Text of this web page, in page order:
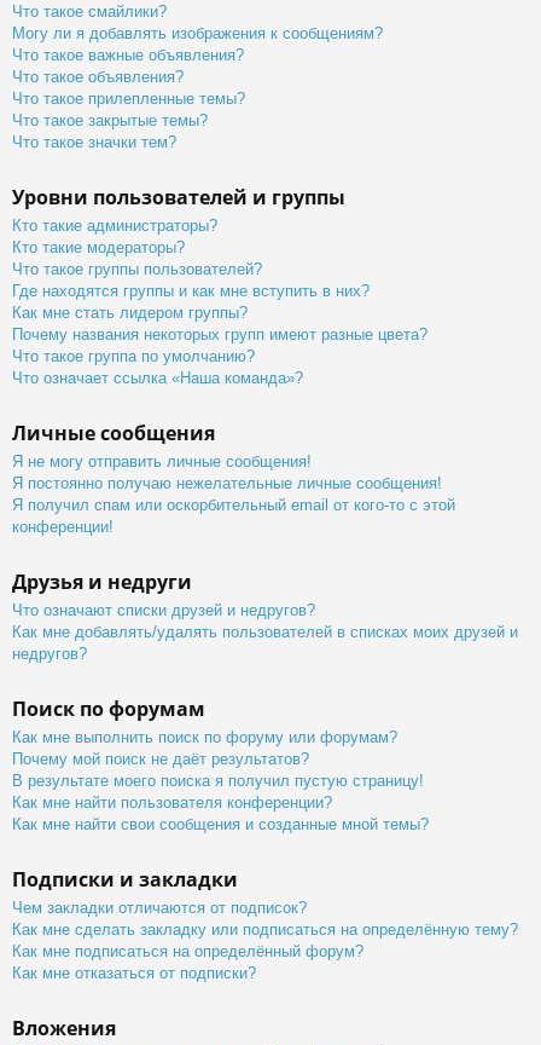
Что такое смайлики?
Могу ли я добавлять изображения к сообщениям?
Что такое важные объявления?
Что такое объявления?
Что такое прилепленные темы?
Что такое закрытые темы?
Что такое значки тем?
Уровни пользователей и группы
Кто такие администраторы?
Кто такие модераторы?
Что такое группы пользователей?
Где находятся группы и как мне вступить в них?
Как мне стать лидером группы?
Почему названия некоторых групп имеют разные цвета?
Что такое группа по умолчанию?
Что означает ссылка «Наша команда»?
Личные сообщения
Я не могу отправить личные сообщения!
Я постоянно получаю нежелательные личные сообщения!
Я получил спам или оскорбительный email от кого-то с этой
конференции!
Друзья и недруги
Что означают списки друзей и недругов?
Как мне добавлять/удалять пользователей в списках моих друзей и
недругов?
Поиск по форумам
Как мне выполнить поиск по форуму или форумам?
Почему мой поиск не даёт результатов?
В результате моего поиска я получил пустую страницу!
Как мне найти пользователя конференции?
Как мне найти свои сообщения и созданные мной темы?
Подписки и закладки
Чем закладки отличаются от подписок?
Как мне сделать закладку или подписаться на определённую тему?
Как мне подписаться на определённый форум?
Как мне отказаться от подписки?
Вложения